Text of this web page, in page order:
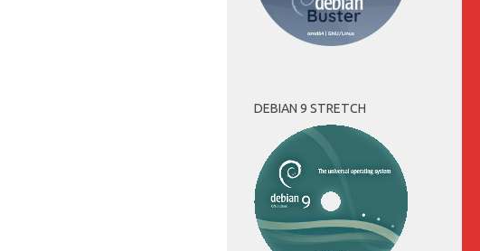
DEBIAN 9 STRETCH